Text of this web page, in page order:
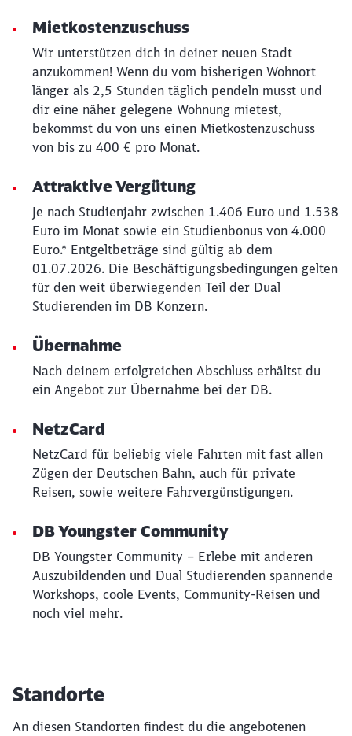
Mietkostenzuschuss
Wir unterstützen dich in deiner neuen Stadt
anzukommen! Wenn du vom bisherigen Wohnort
länger als 2,5 Stunden täglich pendeln musst und
dir eine näher gelegene Wohnung mietest,
bekommst du von uns einen Mietkostenzuschuss
von bis zu 400 € pro Monat.
Attraktive Vergütung
Je nach Studienjahr zwischen 1.406 Euro und 1.538
Euro im Monat sowie ein Studienbonus von 4.000
Euro.* Entgeltbeträge sind gültig ab dem
01.07.2026. Die Beschäftigungsbedingungen gelten
für den weit überwiegenden Teil der Dual
Studierenden im DB Konzern.
Übernahme
Nach deinem erfolgreichen Abschluss erhältst du
ein Angebot zur Übernahme bei der DB.
NetzCard
NetzCard für beliebig viele Fahrten mit fast allen
Zügen der Deutschen Bahn, auch für private
Reisen, sowie weitere Fahrvergünstigungen.
DB Youngster Community
DB Youngster Community – Erlebe mit anderen
Auszubildenden und Dual Studierenden spannende
Workshops, coole Events, Community-Reisen und
noch viel mehr.
Standorte
An diesen Standorten findest du die angebotenen